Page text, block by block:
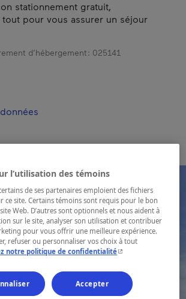
stationnement gratuit,
tout pour vous assurer un séjour
d’hébergement : 025141
l’utilisation des témoins
de ses partenaires emploient des fichiers
ce site. Certains témoins sont requis pour le bon
Web. D’autres sont optionnels et nous aident à
sur le site, analyser son utilisation et contribuer
pour vous offrir une meilleure expérience.
refuser ou personnaliser vos choix à tout
notre politique de confidentialité- Cet hyperlien
Accepter